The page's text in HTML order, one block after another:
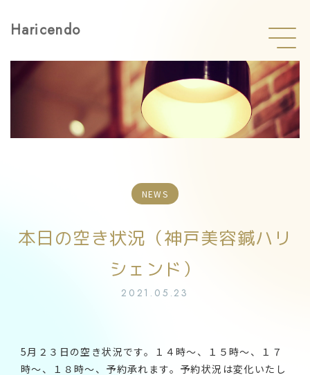
Haricendo
NEWS
本日の空き状況（神戸美容鍼ハリ
シェンド）
2021.05.23
5月２３日の空き状況です。１４時～、１５時～、１７
時～、１８時～、予約承れます。予約状況は変化いたし